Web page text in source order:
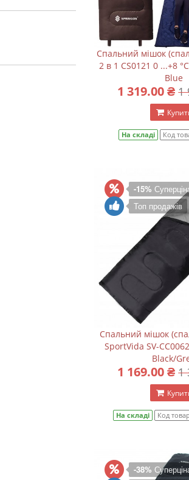
Спальний мішок
2 в 1 CS0121 0 ...+8
Blue
1 319.00 ₴ 1
На складі Код
-15%
Топ продажів
Спальний мішок
SportVida SV-
Black/
1 169.00 ₴ 1
На складі Код
-38%